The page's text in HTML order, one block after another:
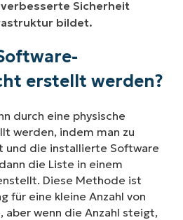
Sicherheit
bildet.
erstellt werden?
durch eine physische
werden, indem man zu
und die installierte Software
die Liste in einem
Diese Methode ist
für eine kleine Anzahl von
aber wenn die Anzahl steigt,